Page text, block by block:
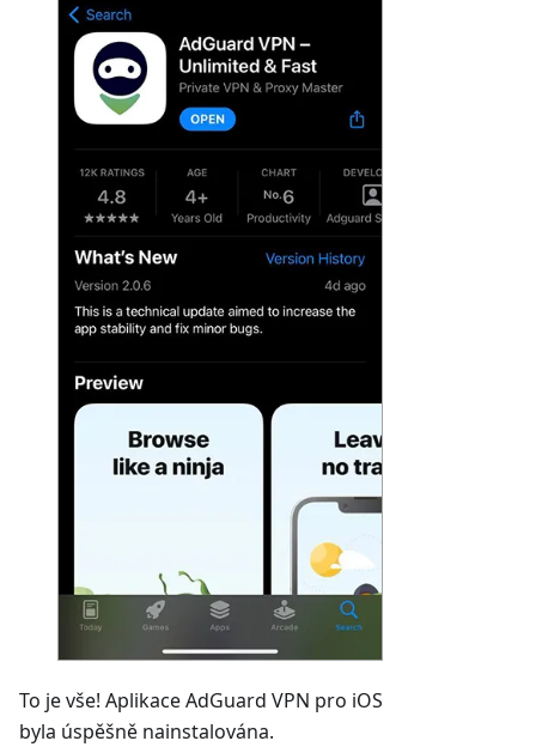
To je vše! Aplikace AdGuard VPN pro iOS
byla úspěšně nainstalována.